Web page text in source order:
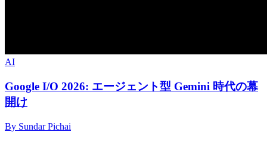
AI
Google I/O 2026: エージェント型 Gemini 時代の幕
開け
By Sundar Pichai